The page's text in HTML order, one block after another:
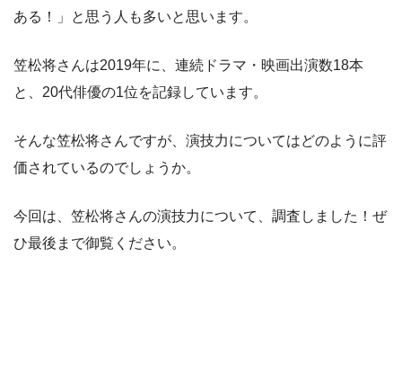
ある！」と思う人も多いと思います。
笠松将さんは2019年に、連続ドラマ・映画出演数18本
と、20代俳優の1位を記録しています。
そんな笠松将さんですが、演技力についてはどのように評
価されているのでしょうか。
今回は、笠松将さんの演技力について、調査しました！ぜ
ひ最後まで御覧ください。